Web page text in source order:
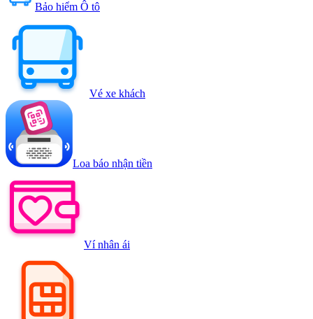
Bảo hiểm Ô tô
Vé xe khách
Loa báo nhận tiền
Ví nhân ái